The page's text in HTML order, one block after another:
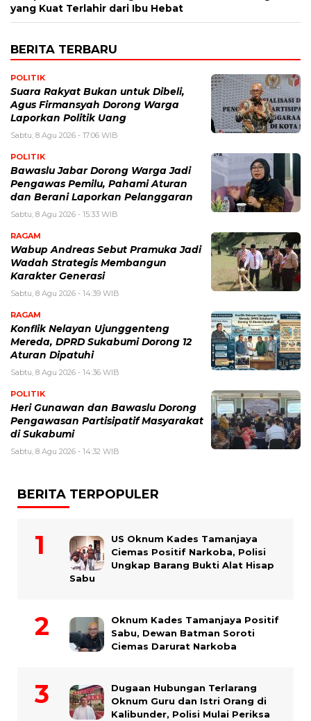
yang Kuat Terlahir dari Ibu Hebat
BERITA TERBARU
POLITIK
Suara Rakyat Bukan untuk Dibeli,
Agus Firmansyah Dorong Warga
Laporkan Politik Uang
Sabtu, 8 Agu 2026 - 17:06 WIB
POLITIK
Bawaslu Jabar Dorong Warga Jadi
Pengawas Pemilu, Pahami Aturan
dan Berani Laporkan Pelanggaran
Sabtu, 8 Agu 2026 - 15:33 WIB
RAGAM
Wabup Andreas Sebut Pramuka Jadi
Wadah Strategis Membangun
Karakter Generasi ‎
Sabtu, 8 Agu 2026 - 14:39 WIB
RAGAM
Konflik Nelayan Ujunggenteng
Mereda, DPRD Sukabumi Dorong 12
Aturan Dipatuhi
Sabtu, 8 Agu 2026 - 14:36 WIB
POLITIK
Heri Gunawan dan Bawaslu Dorong
Pengawasan Partisipatif Masyarakat
di Sukabumi
Sabtu, 8 Agu 2026 - 14:32 WIB
BERITA TERPOPULER
US Oknum Kades Tamanjaya
Ciemas Positif Narkoba, Polisi
Ungkap Barang Bukti Alat Hisap
Sabu
Oknum Kades Tamanjaya Positif
Sabu, Dewan Batman Soroti
Ciemas Darurat Narkoba
Dugaan Hubungan Terlarang
Oknum Guru dan Istri Orang di
Kalibunder, Polisi Mulai Periksa